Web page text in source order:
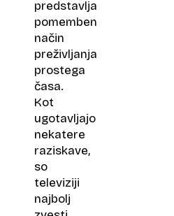
predstavlja
pomemben
način
preživljanja
prostega
časa.
Kot
ugotavljajo
nekatere
raziskave,
so
televiziji
najbolj